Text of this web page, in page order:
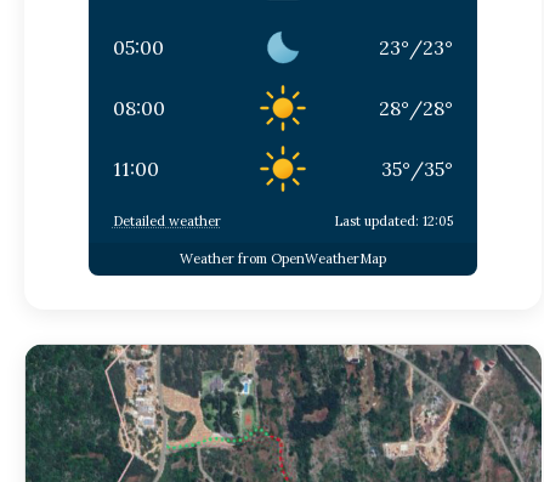
05:00 23° /23°
08:00 28° /28°
11:00 35° /35°
Detailed weather Last updated: 12:05
Weather from OpenWeatherMap